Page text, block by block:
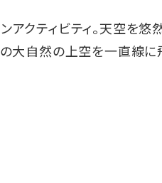
クティビティ。天空を悠
の大自然の上空を一直線に